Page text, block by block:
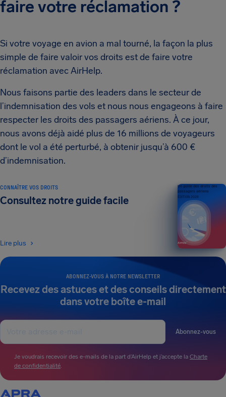
faire votre réclamation ?
Si votre voyage en avion a mal tourné, la façon la plus
simple de faire valoir vos droits est de faire votre
réclamation avec AirHelp.
Nous faisons partie des leaders dans le secteur de
l’indemnisation des vols et nous nous engageons à faire
respecter les droits des passagers aériens. À ce jour,
nous avons déjà aidé plus de 16 millions de voyageurs
dont le vol a été perturbé, à obtenir jusqu’à 600 €
d’indemnisation.
ABONNEZ-VOUS À NOTRE NEWSLETTER
Recevez des astuces et des conseils directement
dans votre boîte e-mail
Abonnez-vous
Je voudrais recevoir des e-mails de la part d’AirHelp et j’accepte la Charte
de confidentialité.
CONNAÎTRE VOS DROITS
Consultez notre guide facile
Lire plus
Un guide des droits des
passagers aériens
ÉDITION 2026